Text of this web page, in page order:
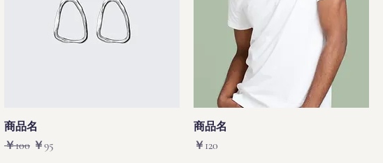
商品名
通常価格
￥100 セール価格
￥95
商品名
価格
￥120